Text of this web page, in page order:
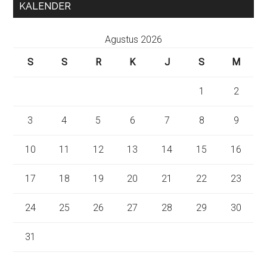
KALENDER
Agustus 2026
S
S R K J S M
1 2
3 4 5 6 7 8 9
10 11 12 13 14 15 16
17 18 19 20 21 22 23
24 25 26 27 28 29 30
31